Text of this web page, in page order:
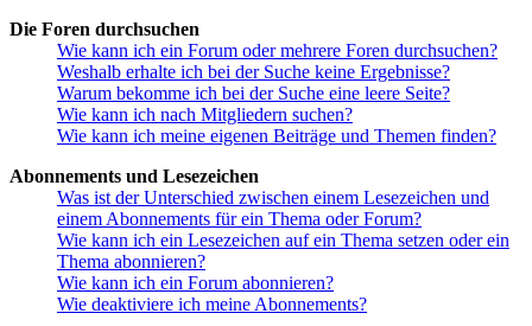
Die Foren durchsuchen
Wie kann ich ein Forum oder mehrere Foren durchsuchen?
Weshalb erhalte ich bei der Suche keine Ergebnisse?
Warum bekomme ich bei der Suche eine leere Seite?
Wie kann ich nach Mitgliedern suchen?
Wie kann ich meine eigenen Beiträge und Themen finden?
Abonnements und Lesezeichen
Was ist der Unterschied zwischen einem Lesezeichen und
einem Abonnements für ein Thema oder Forum?
Wie kann ich ein Lesezeichen auf ein Thema setzen oder ein
Thema abonnieren?
Wie kann ich ein Forum abonnieren?
Wie deaktiviere ich meine Abonnements?